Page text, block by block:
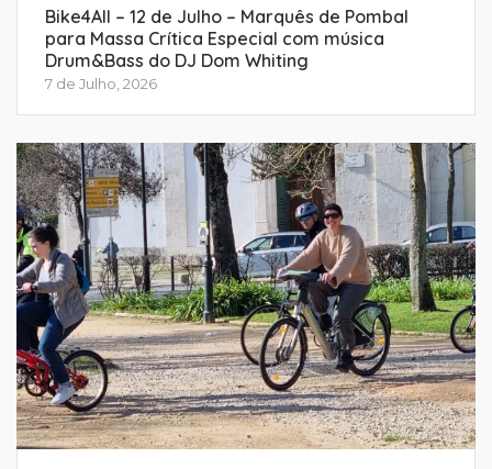
Bike4All – 12 de Julho – Marquês de Pombal
para Massa Crítica Especial com música
Drum&Bass do DJ Dom Whiting
7 de Julho, 2026